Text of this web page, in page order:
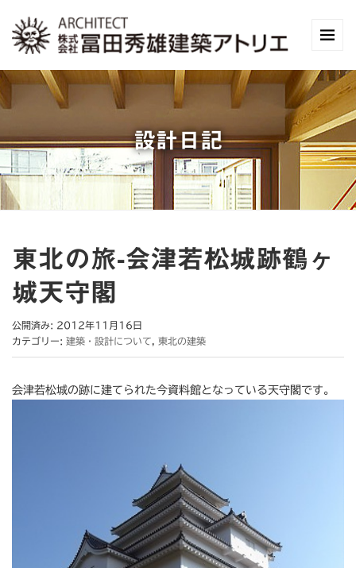
設計日記
東北の旅-会津若松城跡鶴ヶ
城天守閣
公開済み: 2012年11月16日
カテゴリー: 建築・設計について 東北の建築
会津若松城の跡に建てられた今資料館となっている天守閣です。